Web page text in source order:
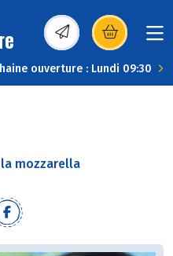
(s’ouvre dans une
ouverture : Lundi 09:30
mozzarella